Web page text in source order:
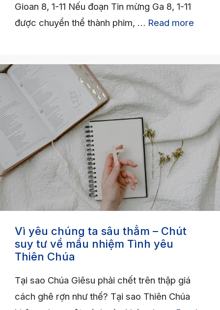
Gioan 8, 1-11 Nếu đoạn Tin mừng Ga 8, 1-11
được chuyển thể thành phim, … Read more
Vì yêu chúng ta sâu thẳm – Chút
suy tư về mầu nhiệm Tình yêu
Thiên Chúa
Tại sao Chúa Giêsu phải chết trên thập giá
cách ghê rợn như thế? Tại sao Thiên Chúa